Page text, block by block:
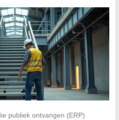
publiek ontvangen (ERP)